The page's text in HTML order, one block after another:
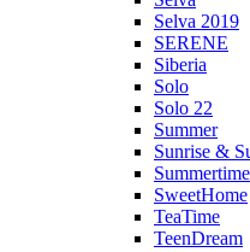
Selva 2019
SERENE
Siberia
Solo
Solo 22
Summer
Sunrise &
Summertime
SweetHome
TeaTime
TeenDream